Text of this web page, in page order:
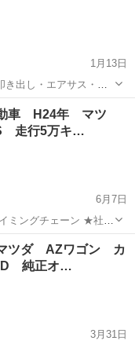
1月13日
き出し・エアサス・内
ダブルビジョン・
ー機・シートカバー・
動車 H24年 マツ
走行5万キ…
6月7日
す(^^)/ ...
令和5年
マツダ AZワゴン カ
純正オ…
3月31日